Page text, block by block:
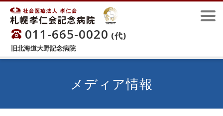
011-665-0020 (代)
旧北海道大野記念病院
メディア情報